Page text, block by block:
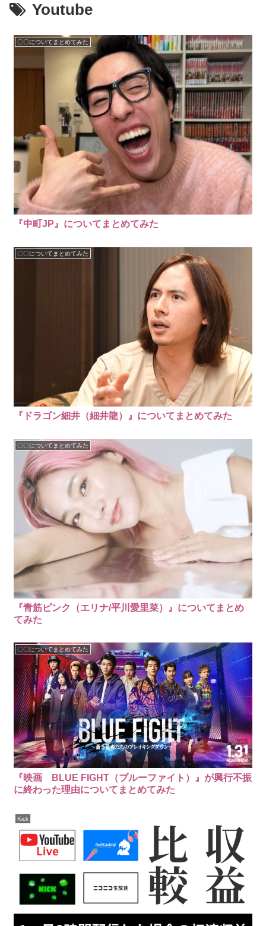
Youtube
〇〇についてまとめてみた
『中町JP』についてまとめてみた
〇〇についてまとめてみた
『ドラゴン細井（細井龍）』についてまとめてみた
〇〇についてまとめてみた
『青筋ピンク（エリナ/平川愛里菜）』についてまとめ
てみた
〇〇についてまとめてみた
『映画 BLUE FIGHT（ブルーファイト）』が興行不振
に終わった理由についてまとめてみた
Kick